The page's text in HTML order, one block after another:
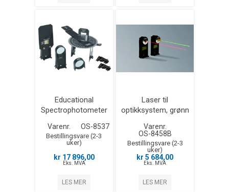
Educational
Spectrophotometer
Varenr. OS-8537
Bestillingsvare (2-3
uker)
kr 17 896,00
Eks. MVA
LES MER
Laser til
optikksystem, grønn
Varenr.
OS-8458B
Bestillingsvare (2-3
uker)
kr 5 684,00
Eks. MVA
LES MER